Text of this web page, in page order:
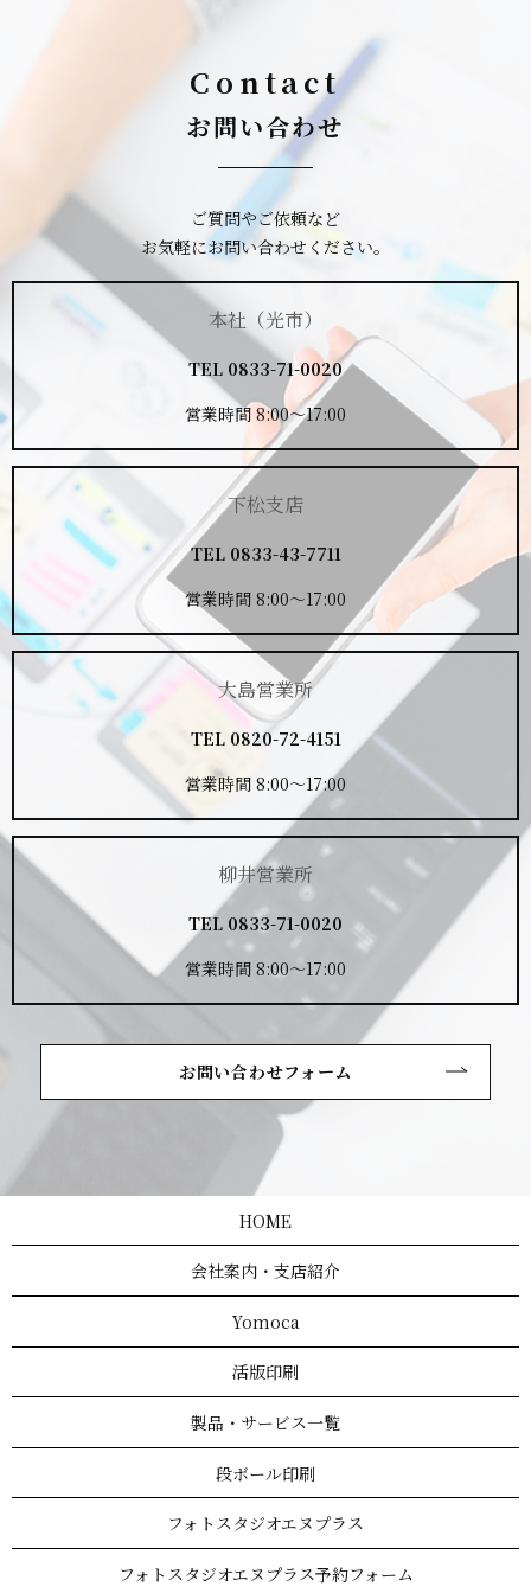
Contact
お問い合わせ
ご質問やご依頼など
お気軽にお問い合わせください。
本社（光市）
TEL 0833-71-0020
営業時間 8:00～17:00
下松支店
TEL 0833-43-7711
営業時間 8:00～17:00
大島営業所
TEL 0820-72-4151
営業時間 8:00～17:00
柳井営業所
TEL 0833-71-0020
営業時間 8:00～17:00
お問い合わせフォーム
HOME
会社案内・支店紹介
Yomoca
活版印刷
製品・サービス一覧
段ボール印刷
フォトスタジオエヌプラス
フォトスタジオエヌプラス予約フォーム